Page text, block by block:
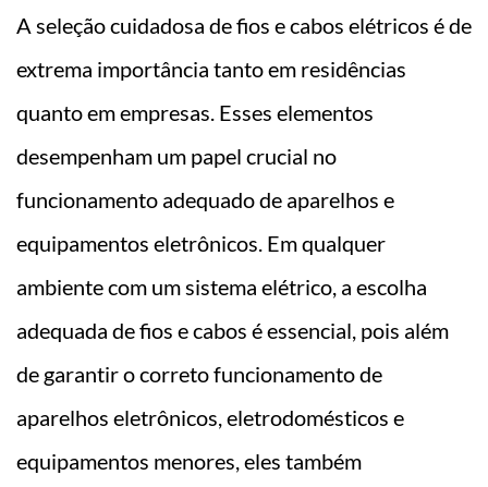
A seleção cuidadosa de fios e cabos elétricos é de
extrema importância tanto em residências
quanto em empresas. Esses elementos
desempenham um papel crucial no
funcionamento adequado de aparelhos e
equipamentos eletrônicos. Em qualquer
ambiente com um sistema elétrico, a escolha
adequada de fios e cabos é essencial, pois além
de garantir o correto funcionamento de
aparelhos eletrônicos, eletrodomésticos e
equipamentos menores, eles também